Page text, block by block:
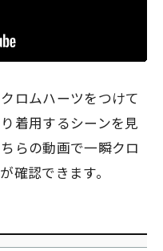
ロムハーツをつけて
着用するシーンを見
らの動画で一瞬クロ
確認できます。